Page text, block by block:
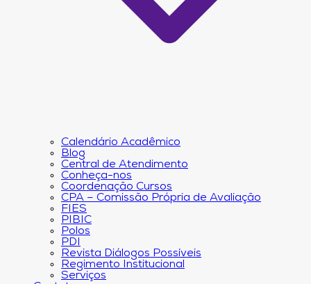
Calendário Acadêmico
Blog
Central de Atendimento
Conheça-nos
Coordenação Cursos
CPA – Comissão Própria de Avaliação
FIES
PIBIC
Polos
PDI
Revista Diálogos Possíveis
Regimento Institucional
Serviços